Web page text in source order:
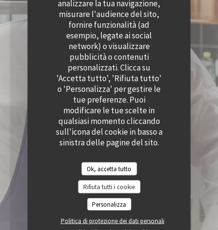
analizzare la tua navigazione,
misurare l'audience del sito,
fornire funzionalità (ad
esempio, legate ai social
network) o visualizzare
pubblicità o contenuti
personalizzati. Clicca su
'Accetta tutto', 'Rifiuta tutto'
o 'Personalizza' per gestire le
tue preferenze. Puoi
modificare le tue scelte in
qualsiasi momento cliccando
sull'icona del cookie in basso a
sinistra delle pagine del sito.
Ok, accetta tutto
Rifiuta tutti i cookie
Personalizza
Politica di protezione dei dati personali
POLITICA DI PROTEZIONE DEI DATI PERSONALI
((APRE UNA NUOVA FINESTRA))
INFORMATIVA SUI COOKIE
ACCESSIBILITA
((APRE UNA NUOVA FINESTRA))